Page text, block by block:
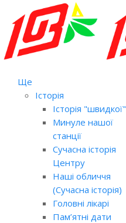
Ще
Історія
Історія "швидкої"
Минуле нашої
станції
Сучасна історія
Центру
Наші обличчя
(Сучасна історія)
Головні лікарі
Пам’ятні дати